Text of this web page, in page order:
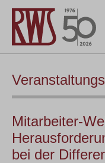
Mitarbeiter-
bei der